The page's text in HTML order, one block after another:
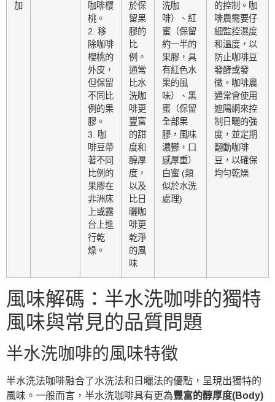
加
咖啡櫻
桃。
2. 移
除咖啡
櫻桃的
外皮，
但保留
不同比
例的果
膠。
3. 咖
啡豆帶
著不同
比例的
果膠在
非洲床
上或露
台上進
行乾
燥。
於保
留果
膠的
比
例。
通常
比水
洗咖
啡更
豐富
的甜
度和
醇厚
度，
以及
比日
曬咖
啡更
乾淨
的風
味
洗咖
啡）、紅
蜜（保留
約一半的
果膠，具
有紅色水
果的風
味）、黑
蜜（保留
全部果
膠，風味
濃鬱，口
感厚重）
白蜜 (類
似於水洗
處理)
的控制。咖
啡農需要仔
細監控濕度
和溫度，以
防止咖啡豆
發酵或發
黴。咖啡農
通常會使用
遮陽網來控
制日曬的強
度，並定期
翻動咖啡
豆，以確保
均勻乾燥
風味解碼：半水洗咖啡的獨特
風味與常見的品質問題
半水洗咖啡的風味特徵
半水洗法咖啡融合了水洗法和日曬法的優點，呈現出獨特的
風味。一般而言，半水洗咖啡具有更為豐富的醇厚度(Body)